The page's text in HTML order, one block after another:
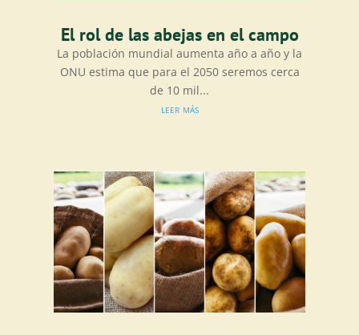
El rol de las abejas en el campo
La población mundial aumenta año a año y la
ONU estima que para el 2050 seremos cerca
de 10 mil...
leer más